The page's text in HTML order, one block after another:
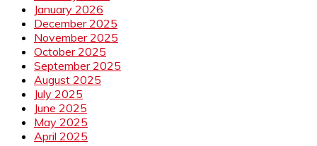
January 2026
December 2025
November 2025
October 2025
September 2025
August 2025
July 2025
June 2025
May 2025
April 2025